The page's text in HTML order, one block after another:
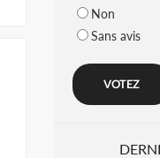
Non
Sans avis